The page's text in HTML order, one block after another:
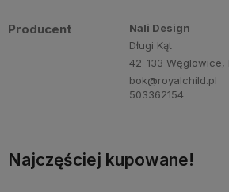
Producent
Nali Design
Długi Kąt
42-133 Węglowice,
bok@royalchild.pl
503362154
Najczęściej kupowane!